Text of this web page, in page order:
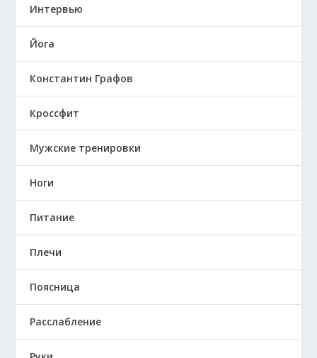
Интервью
Йога
Константин Графов
Кроссфит
Мужские тренировки
Ноги
Питание
Плечи
Поясница
Расслабление